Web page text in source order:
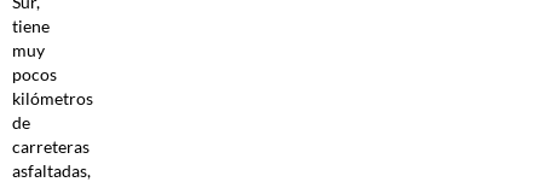
tiene
muy
pocos
kilómetros
de
carreteras
asfaltadas,